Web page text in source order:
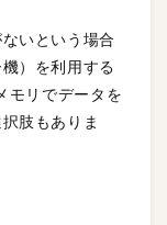
いという場合
）を利用する
モリでデータを
肢もありま